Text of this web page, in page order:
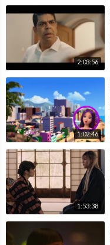
2:03:56
1:02:46
1:53:38